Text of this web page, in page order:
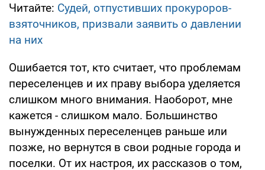
Читайте: Судей, отпустивших прокуроров-
взяточников, призвали заявить о давлении
на них
Ошибается тот, кто считает, что проблемам
переселенцев и их праву выбора уделяется
слишком много внимания. Наоборот, мне
кажется - слишком мало. Большинство
вынужденных переселенцев раньше или
позже, но вернутся в свои родные города и
поселки. От их настроя, их рассказов о том,